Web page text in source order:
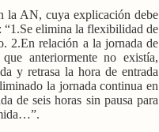
la AN, cuya explicación debe
“1.Se elimina la flexibilidad de
2.En relación a la jornada de
anteriormente no existía,
y retrasa la hora de entrada
la jornada continua en
de seis horas sin pausa para